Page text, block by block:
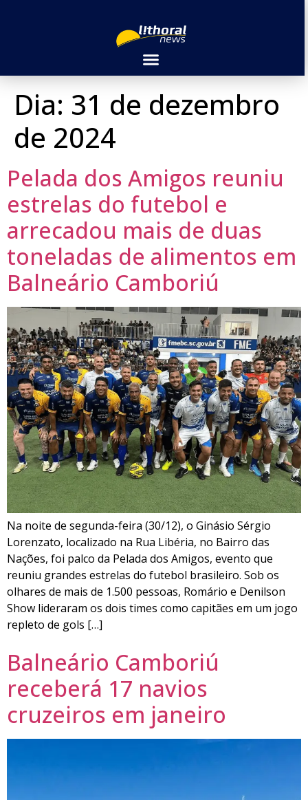
Dia: 31 de dezembro
de 2024
Pelada dos Amigos reuniu
estrelas do futebol e
arrecadou mais de duas
toneladas de alimentos em
Balneário Camboriú
Na noite de segunda-feira (30/12), o Ginásio Sérgio
Lorenzato, localizado na Rua Libéria, no Bairro das
Nações, foi palco da Pelada dos Amigos, evento que
reuniu grandes estrelas do futebol brasileiro. Sob os
olhares de mais de 1.500 pessoas, Romário e Denilson
Show lideraram os dois times como capitães em um jogo
repleto de gols […]
Balneário Camboriú
receberá 17 navios
cruzeiros em janeiro